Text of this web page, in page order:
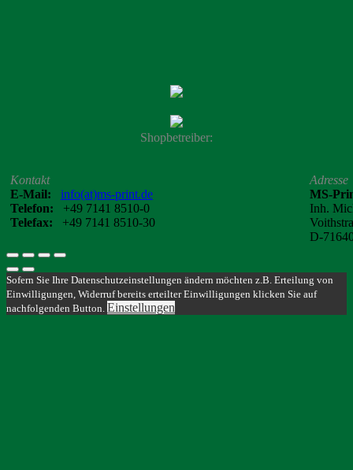
Shopbetreiber:
Kontakt
E-Mail:
info(at)ms-print.de
Telefon: +49 7141 8510-0
Telefax: +49 7141 8510-30
Adresse
MS-
Inh.
D-
Sofern Sie Ihre Datenschutzeinstellungen ändern möchten z.B. Erteilung von
Einwilligungen, Widerruf bereits erteilter Einwilligungen klicken Sie auf
nachfolgenden Button. Einstellungen